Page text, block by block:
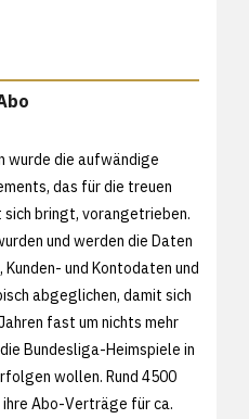
wurde die aufwändige
das für die treuen
bringt, vorangetrieben.
und werden die Daten
und Kontodaten und
abgeglichen, damit sich
fast um nichts mehr
Bundesliga-Heimspiele in
wollen. Rund 4500
Abo-Verträge für ca.